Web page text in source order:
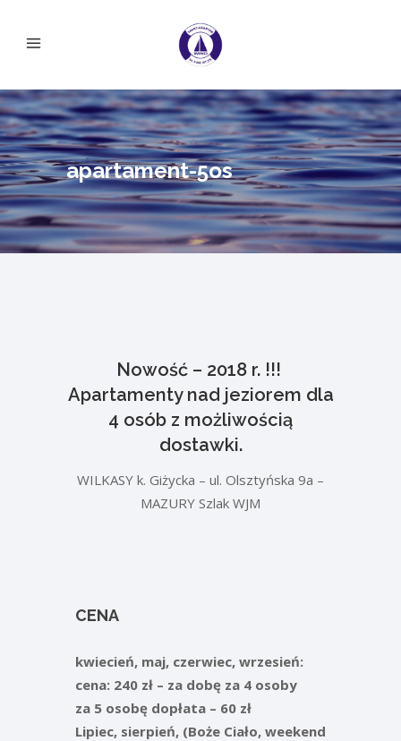
apartament-5os
Nowość – 2018 r. !!!
Apartamenty nad jeziorem dla
4 osób z możliwością
dostawki.
WILKASY k. Giżycka – ul. Olsztyńska 9a –
MAZURY Szlak WJM
CENA
kwiecień, maj, czerwiec, wrzesień:
cena: 240 zł – za dobę za 4 osoby
za 5 osobę dopłata – 60 zł
Lipiec, sierpień, (Boże Ciało, weekend